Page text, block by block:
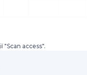
"Scan access".